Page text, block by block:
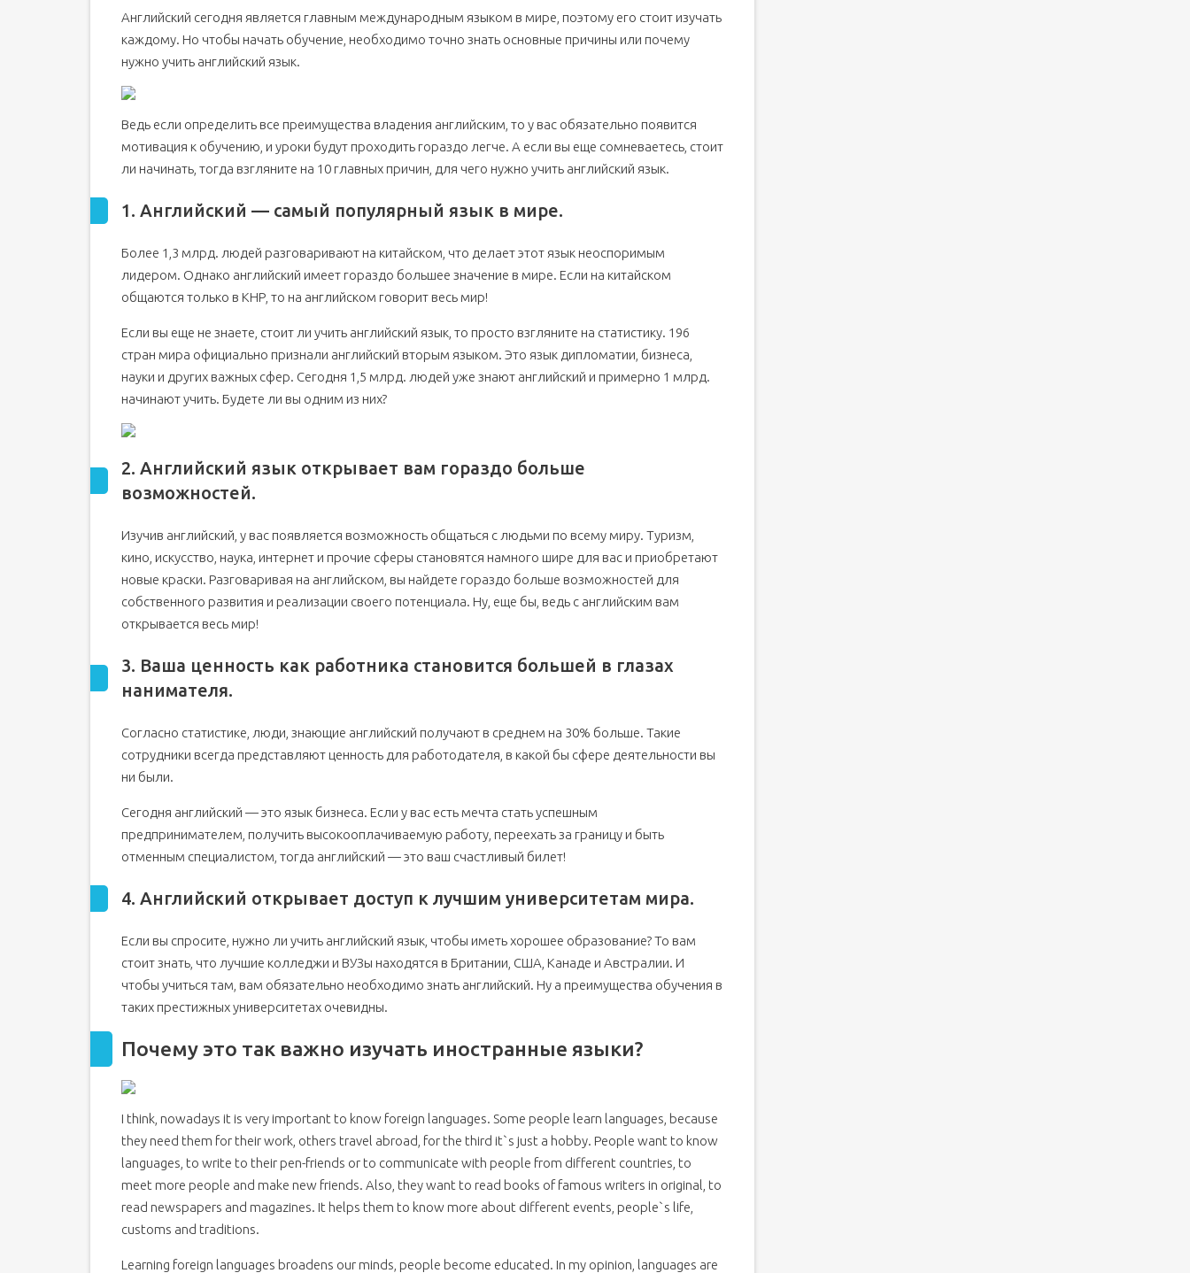
4. Английский открывает доступ к лучшим университетам мира.
Почему это так важно изучать иностранные языки?
Почему важен английский язык?
Английский сегодня является главным международным языком в мире, поэтому его стоит изучать
каждому. Но чтобы начать обучение, необходимо точно знать основные причины или почему
нужно учить английский язык.
Ведь если определить все преимущества владения английским, то у вас обязательно появится
мотивация к обучению, и уроки будут проходить гораздо легче. А если вы еще сомневаетесь, стоит
ли начинать, тогда взгляните на 10 главных причин, для чего нужно учить английский язык.
1. Английский — самый популярный язык в мире.
Более 1,3 млрд. людей разговаривают на китайском, что делает этот язык неоспоримым
лидером. Однако английский имеет гораздо большее значение в мире. Если на китайском
общаются только в КНР, то на английском говорит весь мир!
Если вы еще не знаете, стоит ли учить английский язык, то просто взгляните на статистику. 196
стран мира официально признали английский вторым языком. Это язык дипломатии, бизнеса,
науки и других важных сфер. Сегодня 1,5 млрд. людей уже знают английский и примерно 1 млрд.
начинают учить. Будете ли вы одним из них?
2. Английский язык открывает вам гораздо больше
возможностей.
Изучив английский, у вас появляется возможность общаться с людьми по всему миру. Туризм,
кино, искусство, наука, интернет и прочие сферы становятся намного шире для вас и приобретают
новые краски. Разговаривая на английском, вы найдете гораздо больше возможностей для
собственного развития и реализации своего потенциала. Ну, еще бы, ведь с английским вам
открывается весь мир!
3. Ваша ценность как работника становится большей в глазах
нанимателя.
Согласно статистике, люди, знающие английский получают в среднем на 30% больше. Такие
сотрудники всегда представляют ценность для работодателя, в какой бы сфере деятельности вы
ни были.
Сегодня английский — это язык бизнеса. Если у вас есть мечта стать успешным
предпринимателем, получить высокооплачиваемую работу, переехать за границу и быть
отменным специалистом, тогда английский — это ваш счастливый билет!
4. Английский открывает доступ к лучшим университетам мира.
Если вы спросите, нужно ли учить английский язык, чтобы иметь хорошее образование? То вам
стоит знать, что лучшие колледжи и ВУЗы находятся в Британии, США, Канаде и Австралии. И
чтобы учиться там, вам обязательно необходимо знать английский. Ну а преимущества обучения в
таких престижных университетах очевидны.
Почему это так важно изучать иностранные языки?
I think, nowadays it is very important to know foreign languages. Some people learn languages, because
they need them for their work, others travel abroad, for the third it`s just a hobby. People want to know
languages, to write to their pen-friends or to communicate with people from different countries, to
meet more people and make new friends. Also, they want to read books of famous writers in original, to
read newspapers and magazines. It helps them to know more about different events, people`s life,
customs and traditions.
Learning foreign languages broadens our minds, people become educated. In my opinion, languages are